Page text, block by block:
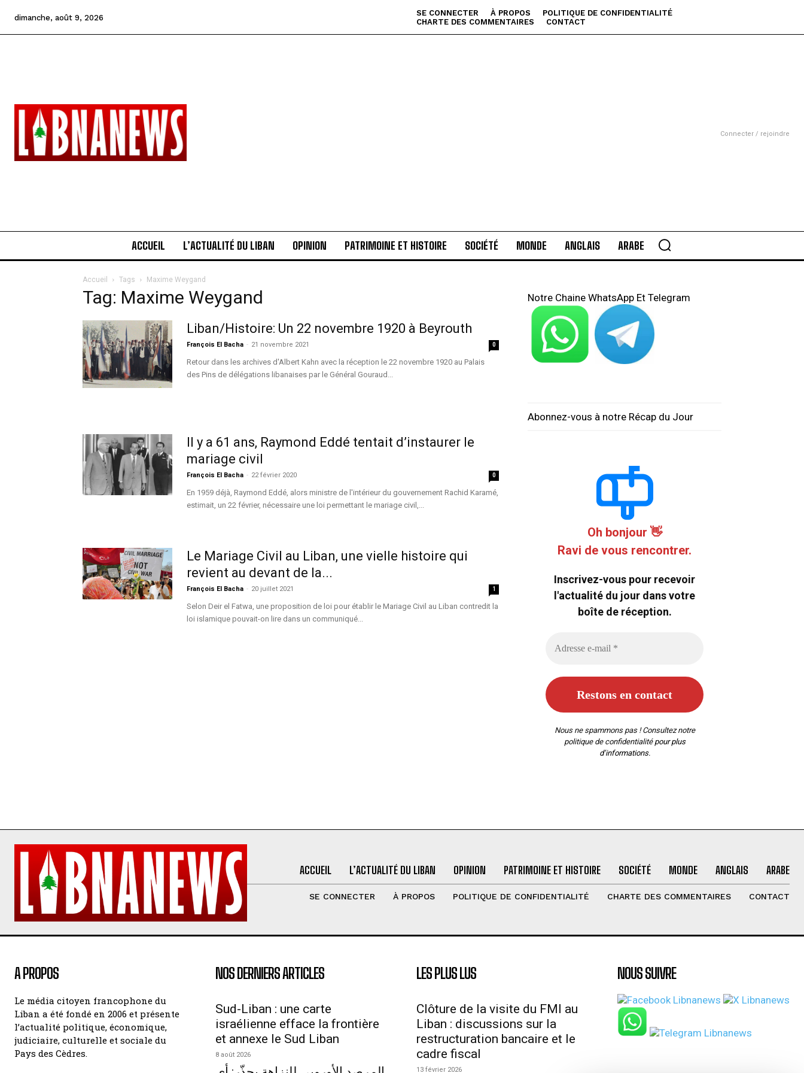
dimanche, août 9, 2026 SE CONNECTER À PROPOS
POLITIQUE DE CONFIDENTIALITÉ
CHARTE DES COMMENTAIRES
CONTACT
Connecter / rejoindre
ACCUEIL L’ACTUALITÉ DU LIBAN OPINION PATRIMOINE ET HISTOIRE SOCIÉTÉ MONDE ANGLAIS ARABE
Accueil Tags Maxime Weygand
Tag: Maxime Weygand
Liban/Histoire: Un 22 novembre 1920 à Beyrouth
François El Bacha - 21 novembre 2021 0
Retour dans les archives d'Albert Kahn avec la réception le 22 novembre 1920 au Palais
des Pins de délégations libanaises par le Général Gouraud...
Il y a 61 ans, Raymond Eddé tentait d’instaurer le
mariage civil
François El Bacha - 22 février 2020 0
En 1959 déjà, Raymond Eddé, alors ministre de l'intérieur du gouvernement Rachid Karamé,
estimait, un 22 février, nécessaire une loi permettant le mariage civil,...
Le Mariage Civil au Liban, une vielle histoire qui
revient au devant de la...
François El Bacha - 20 juillet 2021 1
Selon Deir el Fatwa, une proposition de loi pour établir le Mariage Civil au Liban contredit la
loi islamique pouvait-on lire dans un communiqué...
Notre Chaine WhatsApp Et Telegram
Abonnez-vous à notre Récap du Jour
Oh bonjour 👋
Ravi de vous rencontrer.
Inscrivez-vous pour recevoir
l'actualité du jour dans votre
boîte de réception.
Nous ne spammons pas ! Consultez notre
politique de confidentialitépour plus
d’informations.
ACCUEIL L’ACTUALITÉ DU LIBAN OPINION PATRIMOINE ET HISTOIRE SOCIÉTÉ MONDE ANGLAIS ARABE
SE CONNECTER À PROPOS POLITIQUE DE CONFIDENTIALITÉ CHARTE DES COMMENTAIRES CONTACT
A PROPOS
Le média citoyen francophone du
Liban a été fondé en 2006 et présente
l’actualité politique, économique,
judiciaire, culturelle et sociale du
Pays des Cèdres.
NOS DERNIERS ARTICLES
Sud-Liban : une carte
israélienne efface la frontière
et annexe le Sud Liban
8 août 2026
LES PLUS LUS
Clôture de la visite du FMI au
Liban : discussions sur la
restructuration bancaire et le
cadre fiscal
13 février 2026
NOUS SUIVRE